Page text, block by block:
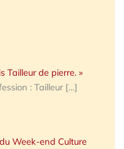
Tailleur de pierre. »
: Tailleur […]
Week-end Culture